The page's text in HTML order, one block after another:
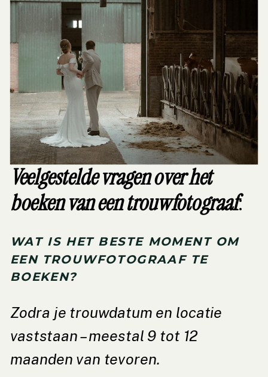
Veelgestelde vragen over het
boeken van een trouwfotograaf:
WAT IS HET BESTE MOMENT OM
EEN TROUWFOTOGRAAF TE
BOEKEN?
Zodra je trouwdatum en locatie
vaststaan – meestal 9 tot 12
maanden van tevoren.